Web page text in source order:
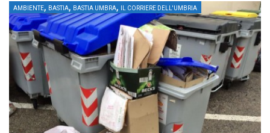
AMBIENTE, BASTIA, BASTIA UMBRA, IL CORRIERE DELL'UMBRIA